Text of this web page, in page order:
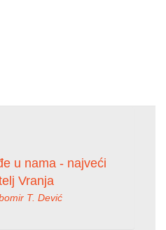
u nama - najveći
Vranja
T. Dević